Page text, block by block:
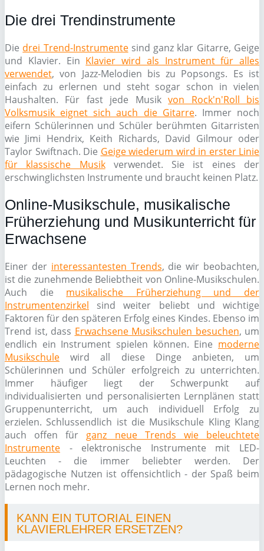
Die drei Trendinstrumente
Die drei Trend-Instrumentesind ganz klar Gitarre, Geige
und Klavier. Ein Klavier wird als Instrument für alles
verwendet, von Jazz-Melodien bis zu Popsongs. Es ist
einfach zu erlernen und steht sogar schon in vielen
Haushalten. Für fast jede Musikvon Rock'n'Roll bis
Volksmusik eignet sich auch die Gitarre. Immer noch
eifern Schülerinnen und Schüler berühmten Gitarristen
wie Jimi Hendrix, Keith Richards, David Gilmour oder
Taylor Swiftnach. Die Geige wiederum wird in erster Linie
für klassische Musikverwendet. Sie ist eines der
erschwinglichsten Instrumente und braucht keinen Platz.
Online-Musikschule, musikalische
Früherziehung und Musikunterricht für
Erwachsene
Einer der interessantesten Trends, die wir beobachten,
ist die zunehmende Beliebtheit von Online-Musikschulen.
Auch die musikalische Früherziehung und der
Instrumentenzirkel sind weiter beliebt und wichtige
Faktoren für den späteren Erfolg eines Kindes. Ebenso im
Trend ist, dass Erwachsene Musikschulen besuchen, um
endlich ein Instrument spielen können. Eine moderne
Musikschule wird all diese Dinge anbieten, um
Schülerinnen und Schüler erfolgreich zu unterrichten.
Immer häufiger liegt der Schwerpunkt auf
individualisierten und personalisierten Lernplänen statt
Gruppenunterricht, um auch individuell Erfolg zu
erzielen. Schlussendlich ist die Musikschule Kling Klang
auch offen für ganz neue Trends wie beleuchtete
Instrumente - elektronische Instrumente mit LED-
Leuchten - die immer beliebter werden. Der
pädagogische Nutzen ist offensichtlich - der Spaß beim
Lernen noch mehr.
KANN EIN TUTORIAL EINEN
KLAVIERLEHRER ERSETZEN?